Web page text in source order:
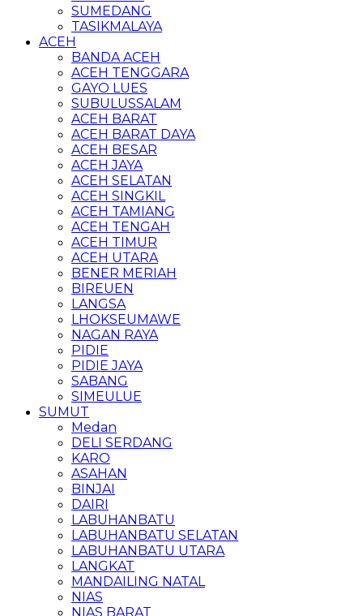
SUMEDANG
TASIKMALAYA
ACEH
BANDA ACEH
ACEH TENGGARA
GAYO LUES
SUBULUSSALAM
ACEH BARAT
ACEH BARAT DAYA
ACEH BESAR
ACEH JAYA
ACEH SELATAN
ACEH SINGKIL
ACEH TAMIANG
ACEH TENGAH
ACEH TIMUR
ACEH UTARA
BENER MERIAH
BIREUEN
LANGSA
LHOKSEUMAWE
NAGAN RAYA
PIDIE
PIDIE JAYA
SABANG
SIMEULUE
SUMUT
Medan
DELI SERDANG
KARO
ASAHAN
BINJAI
DAIRI
LABUHANBATU
LABUHANBATU SELATAN
LABUHANBATU UTARA
LANGKAT
MANDAILING NATAL
NIAS
NIAS BARAT